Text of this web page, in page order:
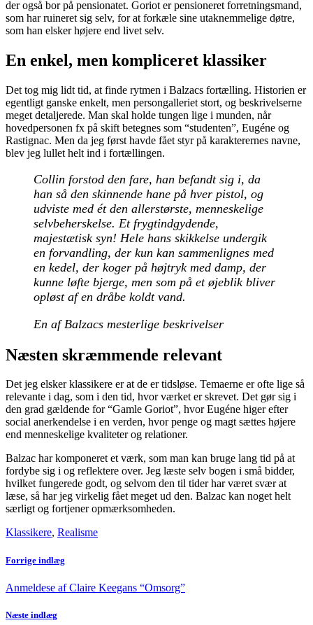
der også bor på pensionatet. Goriot er pensioneret forretningsmand,
som har ruineret sig selv, for at forkæle sine utaknemmelige døtre,
som han elsker højere end livet selv.
En enkel, men kompliceret klassiker
Det tog mig lidt tid, at finde rytmen i Balzacs fortælling. Historien er
egentligt ganske enkelt, men persongalleriet stort, og beskrivelserne
meget detaljerede. Man skal holde tungen lige i munden, når
hovedpersonen fx på skift betegnes som “studenten”, Eugéne og
Rastignac. Men da jeg først havde fået styr på karakterernes navne,
blev jeg lullet helt ind i fortællingen.
Collin forstod den fare, han befandt sig i, da
han så den skinnende hane på hver pistol, og
udviste med ét den allerstørste, menneskelige
selvbeherskelse. Et frygtindgydende,
majestætisk syn! Hele hans skikkelse undergik
en forvandling, der kun kan sammenlignes med
en kedel, der koger på højtryk med damp, der
kunne løfte bjerge, men som på et øjeblik bliver
opløst af en dråbe koldt vand.
En af Balzacs mesterlige beskrivelser
Næsten skræmmende relevant
Det jeg elsker klassikere er at de er tidsløse. Temaerne er ofte lige så
relevante i dag, som i den tid, hvor værket er skrevet. Det gør sig i
den grad gældende for “Gamle Goriot”, hvor Eugéne higer efter
social anerkendelse i en verden, hvor penge og magt sættes højere
end menneskelige kvaliteter og relationer.
Balzac har komponeret et værk, som man kan bruge lang tid på at
fordybe sig i og reflektere over. Jeg læste selv bogen i små bidder,
hvilket fungerede godt, og selvom den til tider har været svær at
læse, så har jeg virkelig fået meget ud den. Balzac kan noget helt
særligt og fortjener opmærksomheden.
Klassikere, Realisme
Forrige indlæg
Anmeldese af Claire Keegans “Omsorg”
Næste indlæg